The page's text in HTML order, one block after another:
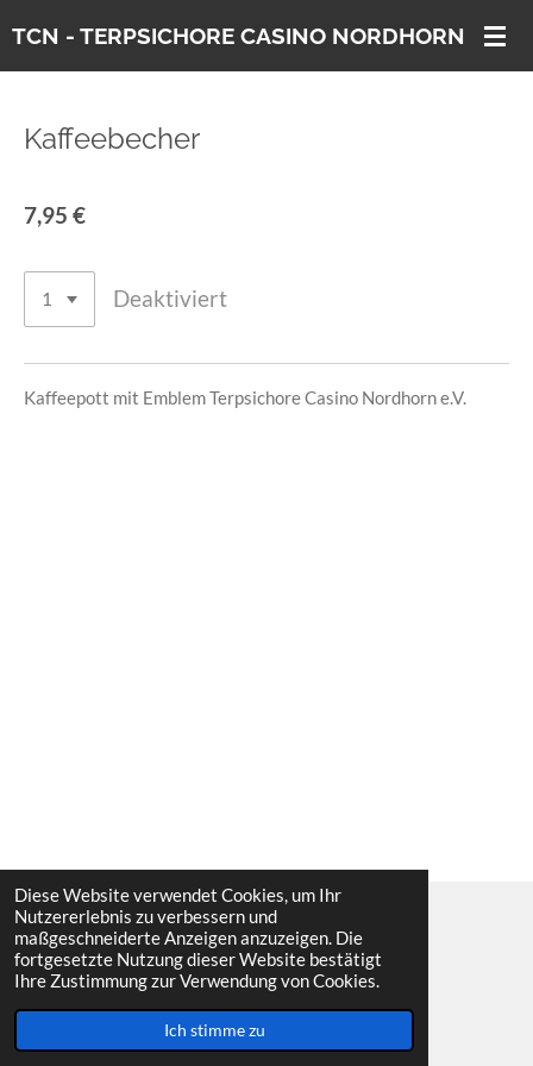
Diese Website verwendet Cookies, um Ihr
Nutzererlebnis zu verbessern und
maßgeschneiderte Anzeigen anzuzeigen. Die
fortgesetzte Nutzung dieser Website bestätigt
Ihre Zustimmung zur Verwendung von Cookies.
Ich stimme zu
Zum
TCN - TERPSICHORE CASINO NORDHORN E. V.
Kaffeebecher
7,95 €
Deaktiviert
Kaffeepott mit Emblem Terpsichore Casino Nordhorn e.V.
© 2022-2026 TCN - Terpsichore Casino Nordhorn e. V.